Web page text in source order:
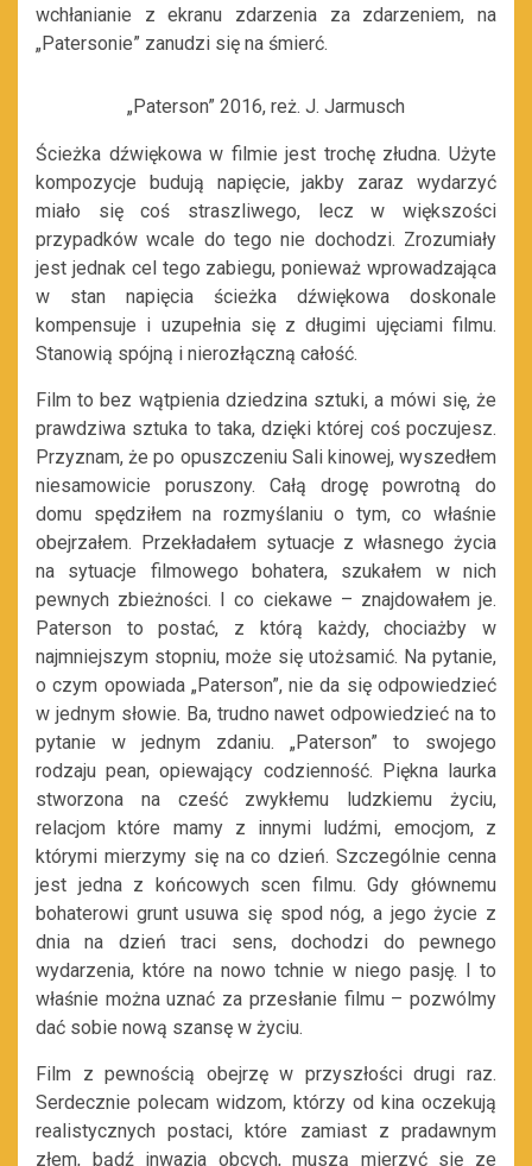
wchłanianie z ekranu zdarzenia za zdarzeniem, na
„Patersonie” zanudzi się na śmierć.
„Paterson” 2016, reż. J. Jarmusch
Ścieżka dźwiękowa w filmie jest trochę złudna. Użyte
kompozycje budują napięcie, jakby zaraz wydarzyć
miało się coś straszliwego, lecz w większości
przypadków wcale do tego nie dochodzi. Zrozumiały
jest jednak cel tego zabiegu, ponieważ wprowadzająca
w stan napięcia ścieżka dźwiękowa doskonale
kompensuje i uzupełnia się z długimi ujęciami filmu.
Stanowią spójną i nierozłączną całość.
Film to bez wątpienia dziedzina sztuki, a mówi się, że
prawdziwa sztuka to taka, dzięki której coś poczujesz.
Przyznam, że po opuszczeniu Sali kinowej, wyszedłem
niesamowicie poruszony. Całą drogę powrotną do
domu spędziłem na rozmyślaniu o tym, co właśnie
obejrzałem. Przekładałem sytuacje z własnego życia
na sytuacje filmowego bohatera, szukałem w nich
pewnych zbieżności. I co ciekawe – znajdowałem je.
Paterson to postać, z którą każdy, chociażby w
najmniejszym stopniu, może się utożsamić. Na pytanie,
o czym opowiada „Paterson”, nie da się odpowiedzieć
w jednym słowie. Ba, trudno nawet odpowiedzieć na to
pytanie w jednym zdaniu. „Paterson” to swojego
rodzaju pean, opiewający codzienność. Piękna laurka
stworzona na cześć zwykłemu ludzkiemu życiu,
relacjom które mamy z innymi ludźmi, emocjom, z
którymi mierzymy się na co dzień. Szczególnie cenna
jest jedna z końcowych scen filmu. Gdy głównemu
bohaterowi grunt usuwa się spod nóg, a jego życie z
dnia na dzień traci sens, dochodzi do pewnego
wydarzenia, które na nowo tchnie w niego pasję. I to
właśnie można uznać za przesłanie filmu – pozwólmy
dać sobie nową szansę w życiu.
Film z pewnością obejrzę w przyszłości drugi raz.
Serdecznie polecam widzom, którzy od kina oczekują
realistycznych postaci, które zamiast z pradawnym
złem, bądź inwazja obcych, muszą mierzyć się ze